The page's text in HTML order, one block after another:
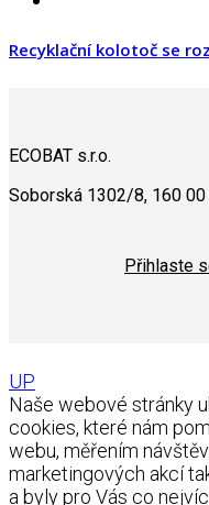
Recyklační kolotoč se
ECOBAT s.r.o.
Soborská 1302/8, 160 00
Přihlaste
UP
Naše webové stránky
cookies, které nám
webu, měřením
marketingových akcí
a byly pro Vás co